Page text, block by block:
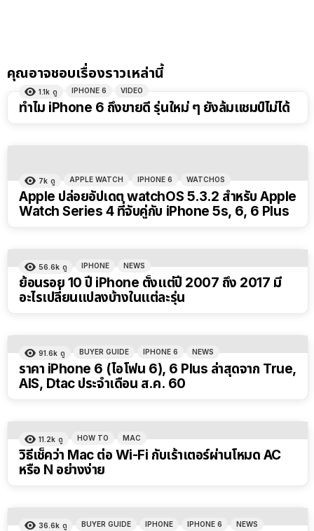
คุณอาจชอบเรื่องราวเหล่านี้
1.1k ดู IPHONE 6 VIDEO
ทำไม iPhone 6 ถึงขายดี รุ่นใหม่ ๆ ยังล้มแชมป์ไม่ได้
7k ดู APPLE WATCH IPHONE 6 WATCHOS
Apple ปล่อยอัปเดต watchOS 5.3.2 สำหรับ Apple
Watch Series 4 ที่จับคู่กับ iPhone 5s, 6, 6 Plus
56.6k ดู IPHONE NEWS
ย้อนรอย 10 ปี iPhone ตั้งแต่ปี 2007 ถึง 2017 มี
อะไรเปลี่ยนแปลงบ้างในแต่ละรุ่น
91.6k ดู BUYER GUIDE IPHONE 6 NEWS
ราคา iPhone 6 (ไอโฟน 6), 6 Plus ล่าสุดจาก True,
AIS, Dtac ประจำเดือน ส.ค. 60
11.2k ดู HOW TO MAC
วิธีเช็คว่า Mac ต่อ Wi-Fi กับเร้าเตอร์ผ่านโหมด AC
หรือ N อย่างง่าย
36.6k ดู BUYER GUIDE IPHONE IPHONE 6 NEWS